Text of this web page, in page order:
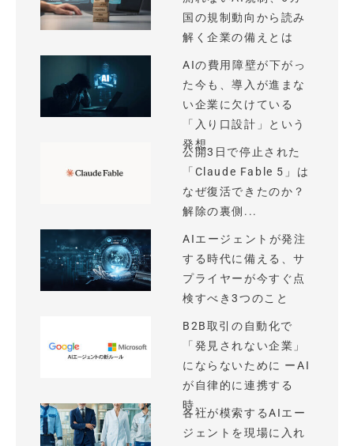
国の規制動向から読み
解く企業の備えとは
AIの費用障壁が下がっ
た今も、導入が進まな
い企業に欠けている
「入り口設計」という
発想
公開3日で停止された
「Claude Fable 5」は
なぜ復活できたのか？
解除の裏側...
AIエージェントが発注
する時代に備える、サ
プライヤーが今すぐ点
検すべき3つのこと
B2B取引の自動化で
「発見されない企業」
にならないために ーAI
が自律的に連携する
時...
各社が模索するAIエー
ジェントを現場に入れ